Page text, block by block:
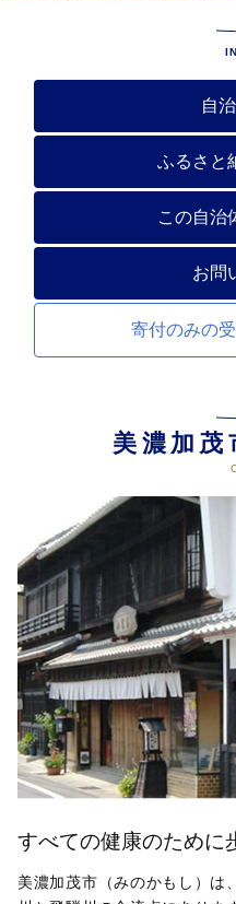
自
ふるさと
この自治
お問
寄付のみの
美濃加茂
すべての健康のために
美濃加茂市（みのかもし）は